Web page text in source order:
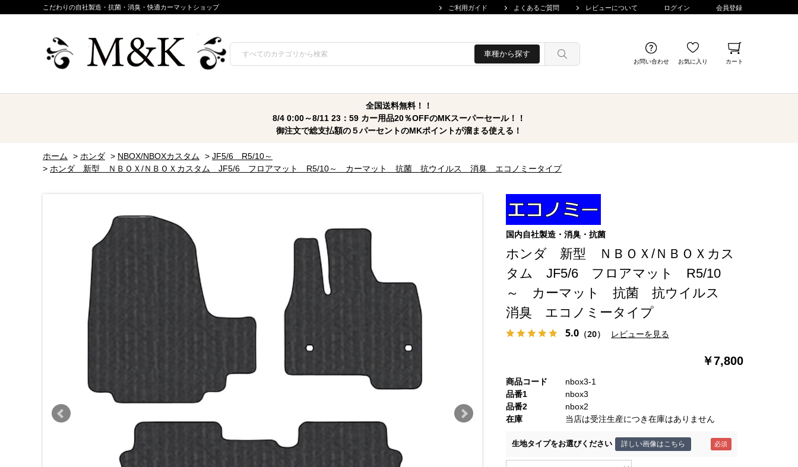
こだわりの自社製造・抗菌・消臭・快適カーマットショップ ご利用ガイド よくあるご質問 レビューについて ログイン 会員登録
車種から探す
お問い合わせ お気に入り カート
全国送料無料！！
8/4 0:00～8/11 23：59 カー用品20％OFFのMKスーパーセール！！
御注文で総支払額の５パーセントのMKポイントが溜まる使える！
ホーム > ホンダ > NBOX/NBOXカスタム > JF5/6 R5/10～
> ホンダ 新型 ＮＢＯＸ/ＮＢＯＸカスタム JF5/6 フロアマット R5/10～ カーマット 抗菌 抗ウイルス 消臭 エコノミータイプ
国内自社製造・消臭・抗菌
ホンダ 新型 ＮＢＯＸ/ＮＢＯＸカス
タム JF5/6 フロアマット R5/10
～ カーマット 抗菌 抗ウイルス
消臭 エコノミータイプ
5.0 （20） レビューを見る
￥7,800
商品コード
nbox3-1
品番1
nbox3
品番2
nbox2
在庫
当店は受注生産につき在庫はありません
生地タイプをお選びください 詳しい画像はこちら